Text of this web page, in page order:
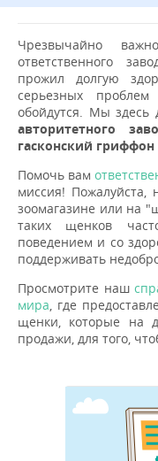
Чрезвычайно
ответственного
прожил долгую
серьезных
обойдутся. Мы здесь
авторитетного
гасконский
Помочь вам
миссия! Пожалуйста,
зоомагазине или на
таких щенков
поведением и со
поддерживать
Просмотрите наш
мира, где
щенки, которые на
продажи, для того,